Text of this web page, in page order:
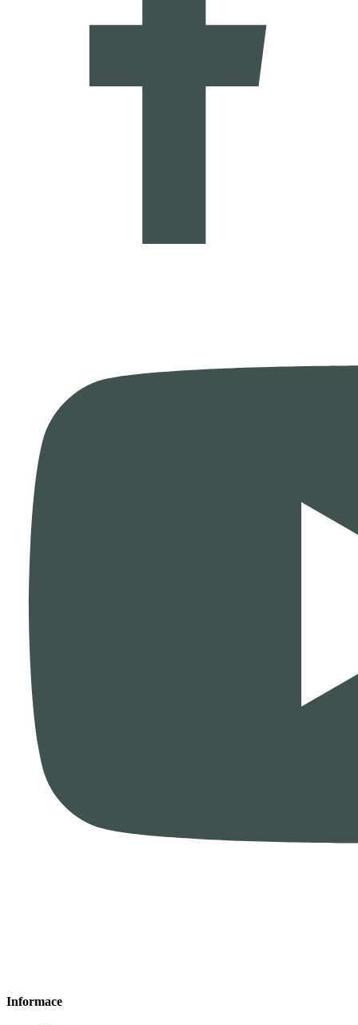
Informace